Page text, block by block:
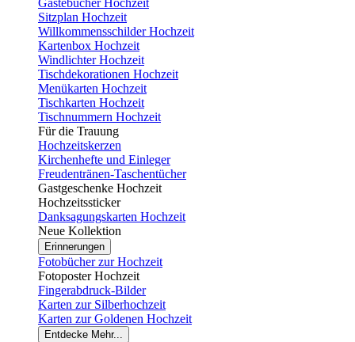
Gästebücher Hochzeit
Sitzplan Hochzeit
Willkommensschilder Hochzeit
Kartenbox Hochzeit
Windlichter Hochzeit
Tischdekorationen Hochzeit
Menükarten Hochzeit
Tischkarten Hochzeit
Tischnummern Hochzeit
Für die Trauung
Hochzeitskerzen
Kirchenhefte und Einleger
Freudentränen-Taschentücher
Gastgeschenke Hochzeit
Hochzeitssticker
Danksagungskarten Hochzeit
Neue Kollektion
Erinnerungen
Fotobücher zur Hochzeit
Fotoposter Hochzeit
Fingerabdruck-Bilder
Karten zur Silberhochzeit
Karten zur Goldenen Hochzeit
Entdecke Mehr...